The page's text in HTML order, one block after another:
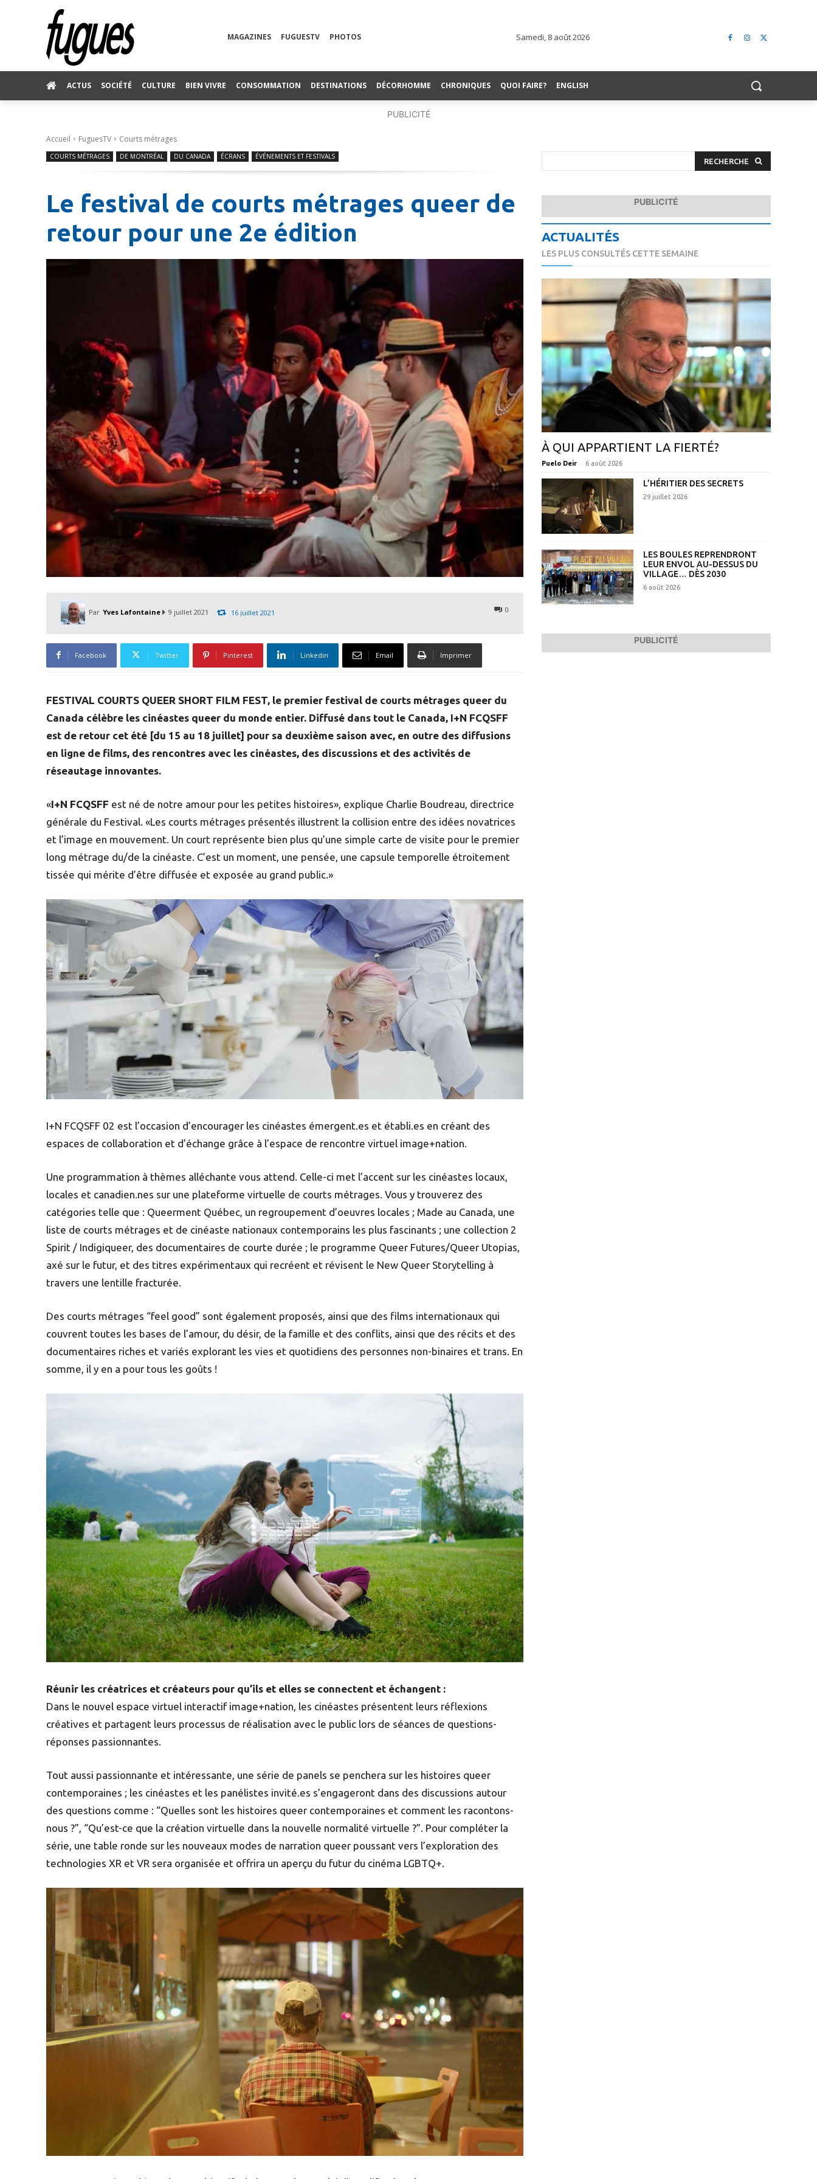
MAGAZINES FUGUESTV PHOTOS Samedi, 8 août 2026
ACTUS SOCIÉTÉ CULTURE BIEN VIVRE CONSOMMATION DESTINATIONS DÉCORHOMME CHRONIQUES QUOI FAIRE? ENGLISH
PUBLICITÉ
Accueil FuguesTV Courts métrages
COURTS MÉTRAGES DE MONTRÉAL DU CANADA ÉCRANS ÉVÉNEMENTS ET FESTIVALS
Le festival de courts métrages queer de
retour pour une 2e édition
Par Yves Lafontaine 9 juillet 2021 0
16 juillet 2021
Facebook Twitter Pinterest Linkedin Email Imprimer
FESTIVAL COURTS QUEER SHORT FILM FEST, le premier festival de courts métrages queer du
Canada célèbre les cinéastes queer du monde entier. Diffusé dans tout le Canada, I+N FCQSFF
est de retour cet été [du 15 au 18 juillet] pour sa deuxième saison avec, en outre des diffusions
en ligne de films, des rencontres avec les cinéastes, des discussions et des activités de
réseautage innovantes.
«I+N FCQSFF est né de notre amour pour les petites histoires», explique Charlie Boudreau, directrice
générale du Festival. «Les courts métrages présentés illustrent la collision entre des idées novatrices
et l’image en mouvement. Un court représente bien plus qu’une simple carte de visite pour le premier
long métrage du/de la cinéaste. C’est un moment, une pensée, une capsule temporelle étroitement
tissée qui mérite d’être diffusée et exposée au grand public.»
I+N FCQSFF 02 est l’occasion d’encourager les cinéastes émergent.es et établi.es en créant des
espaces de collaboration et d’échange grâce à l’espace de rencontre virtuel image+nation.
Une programmation à thèmes alléchante vous attend. Celle-ci met l’accent sur les cinéastes locaux,
locales et canadien.nes sur une plateforme virtuelle de courts métrages. Vous y trouverez des
catégories telle que : Queerment Québec, un regroupement d’oeuvres locales ; Made au Canada, une
liste de courts métrages et de cinéaste nationaux contemporains les plus fascinants ; une collection 2
Spirit / Indigiqueer, des documentaires de courte durée ; le programme Queer Futures/Queer Utopias,
axé sur le futur, et des titres expérimentaux qui recréent et révisent le New Queer Storytelling à
travers une lentille fracturée.
Des courts métrages “feel good” sont également proposés, ainsi que des films internationaux qui
couvrent toutes les bases de l’amour, du désir, de la famille et des conflits, ainsi que des récits et des
documentaires riches et variés explorant les vies et quotidiens des personnes non-binaires et trans. En
somme, il y en a pour tous les goûts !
Réunir les créatrices et créateurs pour qu’ils et elles se connectent et échangent :
Dans le nouvel espace virtuel interactif image+nation, les cinéastes présentent leurs réflexions
créatives et partagent leurs processus de réalisation avec le public lors de séances de questions-
réponses passionnantes.
Tout aussi passionnante et intéressante, une série de panels se penchera sur les histoires queer
contemporaines ; les cinéastes et les panélistes invité.es s’engageront dans des discussions autour
des questions comme : “Quelles sont les histoires queer contemporaines et comment les racontons-
nous ?”, “Qu’est-ce que la création virtuelle dans la nouvelle normalité virtuelle ?”. Pour compléter la
série, une table ronde sur les nouveaux modes de narration queer poussant vers l’exploration des
technologies XR et VR sera organisée et offrira un aperçu du futur du cinéma LGBTQ+.
RECHERCHE
PUBLICITÉ
ACTUALITÉS
LES PLUS CONSULTÉS CETTE SEMAINE
À QUI APPARTIENT LA FIERTÉ?
Puelo Deir - 6 août 2026
L’HÉRITIER DES SECRETS
29 juillet 2026
LES BOULES REPRENDRONT
LEUR ENVOL AU-DESSUS DU
VILLAGE… DÈS 2030
6 août 2026
PUBLICITÉ